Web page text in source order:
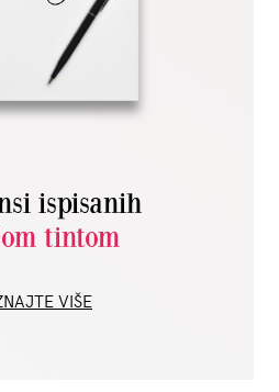
ispisanih
tintom
VIŠE